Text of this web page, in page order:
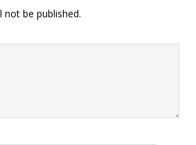
not be published.